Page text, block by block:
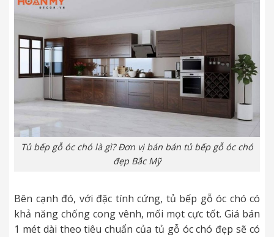
Tủ bếp gỗ óc chó là gì? Đơn vị bán bán tủ bếp gỗ óc chó
đẹp Bắc Mỹ
Bên cạnh đó, với đặc tính cứng, tủ bếp gỗ óc chó có
khả năng chống cong vênh, mối mọt cực tốt. Giá bán
1 mét dài theo tiêu chuẩn của tủ gỗ óc chó đẹp sẽ có